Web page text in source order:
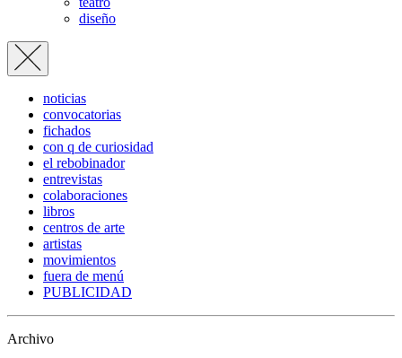
diseño
noticias
convocatorias
fichados
con q de curiosidad
el rebobinador
entrevistas
colaboraciones
libros
centros de arte
artistas
movimientos
fuera de menú
PUBLICIDAD
Archivo